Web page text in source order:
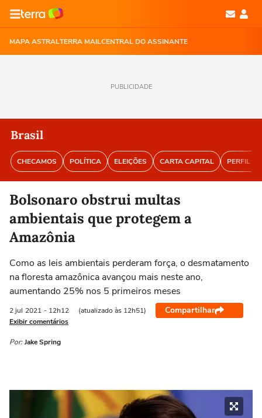
MAPA ASTRALTERRA MAILCENTRAL DO ASSINANTE
PUBLICIDADE
Brasil
CHECAMOS POLÍTICA ELEIÇÕES CARTA CAPITAL PERFIL
Bolsonaro obstrui multas
ambientais que protegem a
Amazônia
Como as leis ambientais perderam força, o desmatamento
na floresta amazônica avançou mais neste ano,
aumentando 25% nos 5 primeiros meses
2 jul 2021 - 12h12 (atualizado às 12h51) Compartilhar
Exibir comentários
Por: Jake Spring